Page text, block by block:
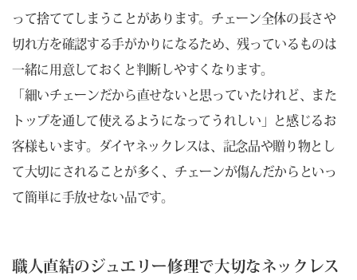
って捨ててしまうことがあります。チェーン全体の長さや
切れ方を確認する手がかりになるため、残っているものは
一緒に用意しておくと判断しやすくなります。
「細いチェーンだから直せないと思っていたけれど、また
トップを通して使えるようになってうれしい」と感じるお
客様もいます。ダイヤネックレスは、記念品や贈り物とし
て大切にされることが多く、チェーンが傷んだからといっ
て簡単に手放せない品です。
職人直結のジュエリー修理で大切なネックレス